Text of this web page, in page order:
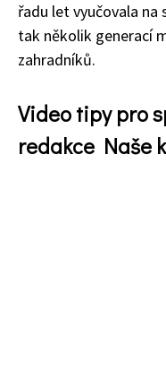
Objednat >
Naše krásná
řadu let vyučovala na
tak několik generací
zahradníků.
Video tipy pro
redakce Naše